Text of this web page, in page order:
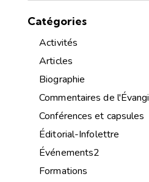
Catégories
Activités
Articles
Biographie
Commentaires de
Conférences et capsules
Éditorial-Infolettre
Événements2
Formations